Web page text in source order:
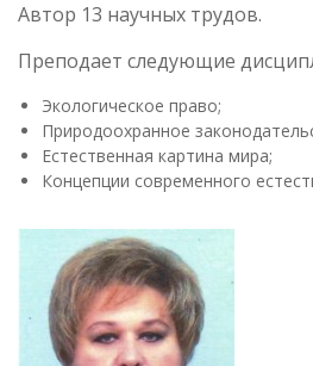
Автор 13 научных трудов.
Преподает следующие
Экологическое право;
Природоохранное
Естественная картина мира;
Концепции современного